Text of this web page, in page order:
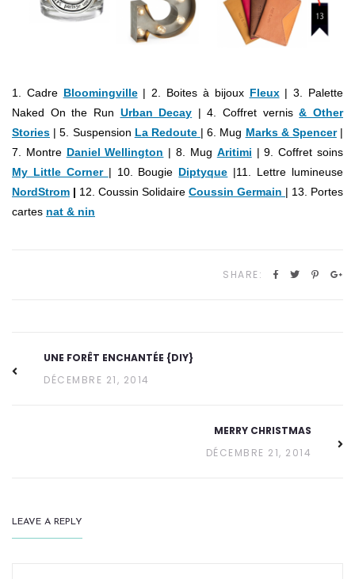
1. Cadre Bloomingville| 2. Boites à bijoux Fleux| 3. Palette
Naked On the Run Urban Decay | 4. Coffret vernis& Other
Stories | 5. Suspension La Redoute | 6. Mug Marks & Spencer|
7. Montre Daniel Wellington | 8. Mug Aritimi | 9. Coffret soins
My Little Corner | 10. Bougie Diptyque |11. Lettre lumineuse
NordStrom | 12. Coussin Solidaire Coussin Germain | 13. Portes
cartes nat & nin
SHARE:
UNE FORÊT ENCHANTÉE {DIY}
DÉCEMBRE 21, 2014
MERRY CHRISTMAS
DÉCEMBRE 21, 2014
LEAVE A REPLY